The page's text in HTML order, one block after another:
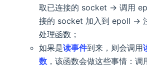
取已连接的 socket -> 调用
接的 socket 加入到 epoll ->
处理函数；
如果是读事件到来，则会调用
数 ，该函数会做这些事情：